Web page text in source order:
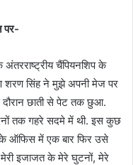
पर-
चैंपियनशिप के
शरण सिंह ने मुझे अपनी मेज पर
छाती से पेट तक छुआ.
तक गहरे सदमे में थी. इस कुछ
के ऑफिस में एक बार फिर उसे
इजाजत के मेरे घुटनों, मेरे